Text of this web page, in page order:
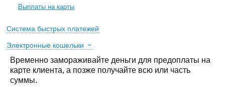
Выплаты на карты
Система быстрых платежей
Электронные кошельки
Временно замораживайте деньги для предоплаты на
карте клиента, а позже получайте всю или часть
суммы.